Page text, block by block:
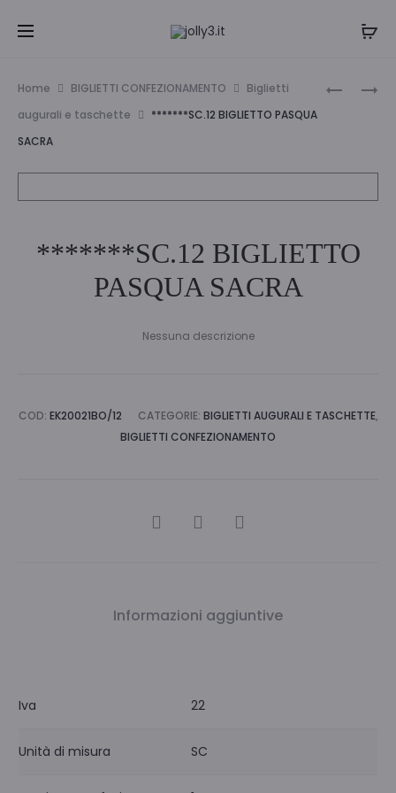
MAMMA
Home BIGLIETTI CONFEZIONAMENTO
Biglietti
augurali e taschette
*******SC.12 BIGLIETTO PASQUA
SACRA
*******SC.12 BIGLIETTO
PASQUA SACRA
Nessuna descrizione
COD: EK20021BO/12 CATEGORIE: BIGLIETTI AUGURALI E TASCHETTE,
BIGLIETTI CONFEZIONAMENTO
CONDIVIDI
Informazioni aggiuntive
Iva 22
Unità di misura SC